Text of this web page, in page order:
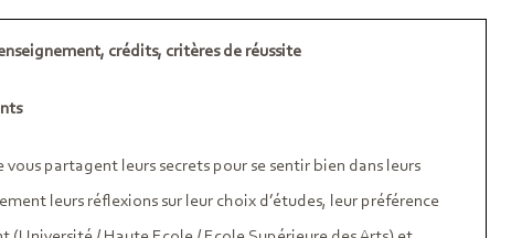
crédits, critères de réussite
partagent leurs secrets pour se sentir bien dans leurs
leurs réflexions sur leur choix d’études, leur préférence